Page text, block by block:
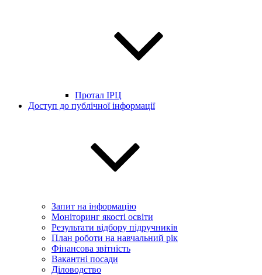
Протал ІРЦ
Доступ до публічної інформації
Запит на інформацію
Моніторинг якості освіти
Результати відбору підручників
План роботи на навчальний рік
Фінансова звітність
Вакантні посади
Діловодство